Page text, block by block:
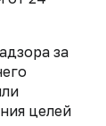
за
целей